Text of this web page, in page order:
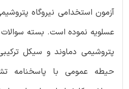
آزمون استخدامی نیروگاه
عسلویه نموده است. بسته سوالات
پتروشیمی دماوند و سیکل
حیطه عمومی با پاسخنامه